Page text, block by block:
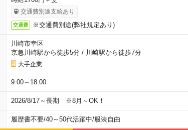
交通費別途支給あり
交通費 ※交通費別途(弊社規定あり)
川崎市幸区
京急川崎駅から徒歩5分/ 川崎駅から徒歩7分
大手企業
9:00～18:00
2026/8/17～長期 ※8月～OK！
履歴書不要/40～50代活躍中/服装自由